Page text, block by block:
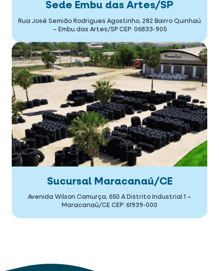
Sede Embu das Artes/SP
Rua José Semião Rodrigues Agostinho, 282 Bairro Quinhaú
– Embu das Artes/SPCEP: 06833-905
Sucursal Maracanaú/CE
Avenida Wilson Camurça, 650 ADistrito Industrial 1 –
Maracanaú/CE CEP: 61939-000